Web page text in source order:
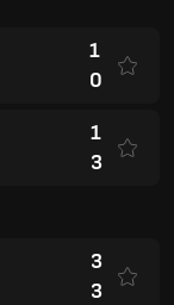
1
0
1
3
3
3